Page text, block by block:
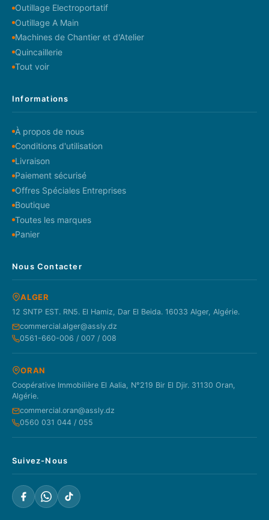
Outillage Electroportatif
Outillage A Main
Machines de Chantier et d'Atelier
Quincaillerie
Tout voir
Informations
À propos de nous
Conditions d'utilisation
Livraison
Paiement sécurisé
Offres Spéciales Entreprises
Boutique
Toutes les marques
Panier
Nous Contacter
ALGER
12 SNTP EST. RN5. El Hamiz, Dar El Beida. 16033 Alger, Algérie.
commercial.alger@assly.dz
0561-660-006 / 007 / 008
ORAN
Coopérative Immobilière El Aalia, N°219 Bir El Djir. 31130 Oran,
Algérie.
commercial.oran@assly.dz
0560 031 044 / 055
Suivez-Nous